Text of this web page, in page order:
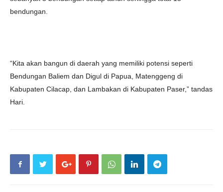
bendungan.
“Kita akan bangun di daerah yang memiliki potensi seperti
Bendungan Baliem dan Digul di Papua, Matenggeng di
Kabupaten Cilacap, dan Lambakan di Kabupaten Paser,” tandas
Hari.